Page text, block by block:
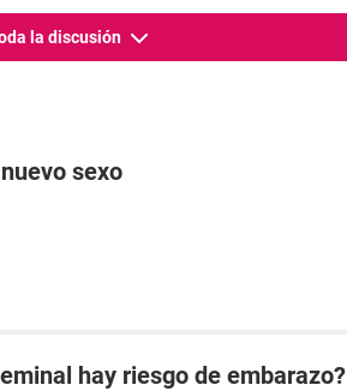
la discusión
sexo
hay riesgo de embarazo?